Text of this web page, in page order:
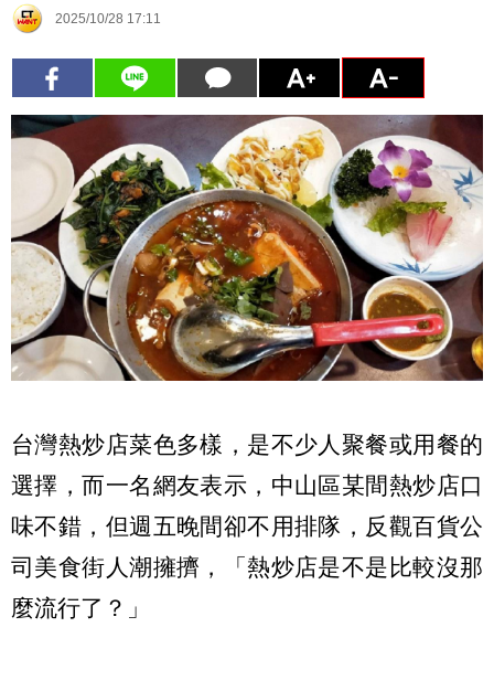
2025/10/28 17:11
台灣熱炒店菜色多樣，是不少人聚餐或用餐的
選擇，而一名網友表示，中山區某間熱炒店口
味不錯，但週五晚間卻不用排隊，反觀百貨公
司美食街人潮擁擠，「熱炒店是不是比較沒那
麼流行了？」